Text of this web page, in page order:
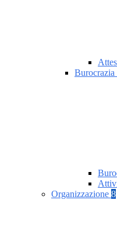
Burocrazia
Organizzazione 8